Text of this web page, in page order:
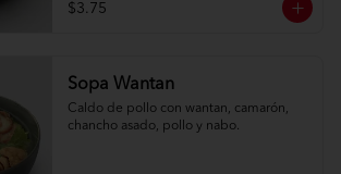
$3.75
Sopa Wantan
Caldo de pollo con wantan, camarón,
chancho asado, pollo y nabo.